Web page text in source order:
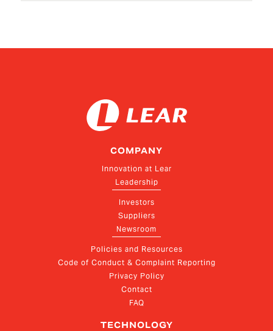
LSCI_All1ParteGeneReati presFv2025 en-US
COMPANY
Innovation at Lear
Leadership
Investors
Suppliers
Newsroom
Policies and Resources
Code of Conduct & Complaint Reporting
Privacy Policy
Contact
FAQ
TECHNOLOGY